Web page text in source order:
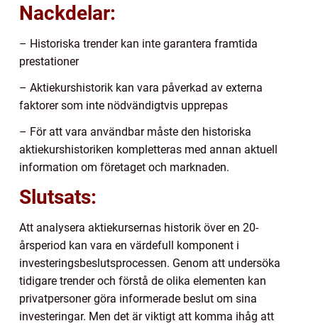
Nackdelar:
– Historiska trender kan inte garantera framtida
prestationer
– Aktiekurshistorik kan vara påverkad av externa
faktorer som inte nödvändigtvis upprepas
– För att vara användbar måste den historiska
aktiekurshistoriken kompletteras med annan aktuell
information om företaget och marknaden.
Slutsats:
Att analysera aktiekursernas historik över en 20-
årsperiod kan vara en värdefull komponent i
investeringsbeslutsprocessen. Genom att undersöka
tidigare trender och förstå de olika elementen kan
privatpersoner göra informerade beslut om sina
investeringar. Men det är viktigt att komma ihåg att